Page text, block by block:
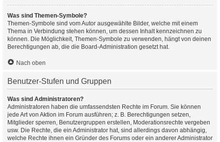
Was sind Themen-Symbole?
Themen-Symbole sind vom Autor ausgewählte Bilder, welche mit einem
Thema in Verbindung stehen können, um dessen Inhalt kennzeichnen zu
können. Die Möglichkeit, Themen-Symbole zu verwenden, hängt von deinen
Berechtigungen ab, die die Board-Administration gesetzt hat.
Nach oben
Benutzer-Stufen und Gruppen
Was sind Administratoren?
Administratoren haben die umfassendsten Rechte im Forum. Sie können
jede Art von Aktion im Forum ausführen; z. B. Berechtigungen setzen,
Mitglieder sperren, Benutzergruppen erstellen, Moderationsrechte vergeben
usw. Die Rechte, die ein Administrator hat, sind allerdings davon abhängig,
welche Rechte ihnen ein Gründer des Forums oder ein anderer Administrator